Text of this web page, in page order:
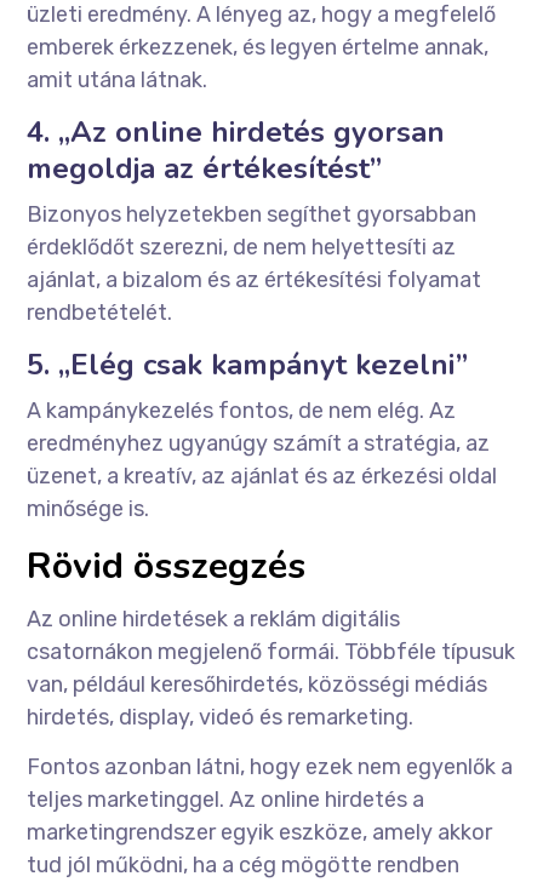
üzleti eredmény. A lényeg az, hogy a megfelelő
emberek érkezzenek, és legyen értelme annak,
amit utána látnak.
4. „Az online hirdetés gyorsan
megoldja az értékesítést”
Bizonyos helyzetekben segíthet gyorsabban
érdeklődőt szerezni, de nem helyettesíti az
ajánlat, a bizalom és az értékesítési folyamat
rendbetételét.
5. „Elég csak kampányt kezelni”
A kampánykezelés fontos, de nem elég. Az
eredményhez ugyanúgy számít a stratégia, az
üzenet, a kreatív, az ajánlat és az érkezési oldal
minősége is.
Rövid összegzés
Az online hirdetések a reklám digitális
csatornákon megjelenő formái. Többféle típusuk
van, például keresőhirdetés, közösségi médiás
hirdetés, display, videó és remarketing.
Fontos azonban látni, hogy ezek nem egyenlők a
teljes marketinggel. Az online hirdetés a
marketingrendszer egyik eszköze, amely akkor
tud jól működni, ha a cég mögötte rendben